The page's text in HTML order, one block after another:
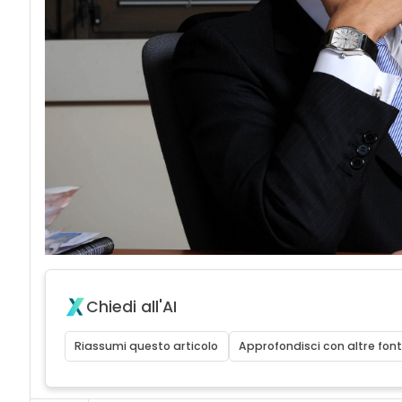
Chiedi all'AI
Riassumi questo articolo Approfondisci con altre